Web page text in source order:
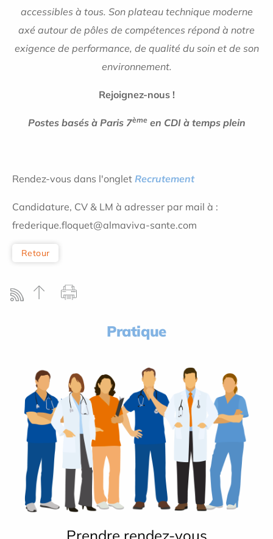
accessibles à tous. Son plateau technique moderne
axé autour de pôles de compétences répond à notre
exigence de performance, de qualité du soin et de son
environnement.
Rejoignez-nous !
Postes basés à Paris 7èmeen CDI à temps plein
Rendez-vous dans l'onglet Recrutement
Candidature, CV & LM à adresser par mail à :
frederique.floquet@almaviva-sante.com
Retour
Pratique